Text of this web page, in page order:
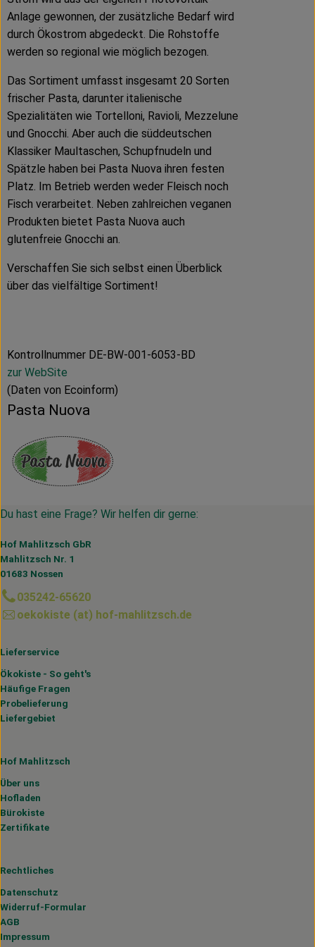
Anlage gewonnen, der zusätzliche Bedarf wird
durch Ökostrom abgedeckt. Die Rohstoffe
werden so regional wie möglich bezogen.
Das Sortiment umfasst insgesamt 20 Sorten
frischer Pasta, darunter italienische
Spezialitäten wie Tortelloni, Ravioli, Mezzelune
und Gnocchi. Aber auch die süddeutschen
Klassiker Maultaschen, Schupfnudeln und
Spätzle haben bei Pasta Nuova ihren festen
Platz. Im Betrieb werden weder Fleisch noch
Fisch verarbeitet. Neben zahlreichen veganen
Produkten bietet Pasta Nuova auch
glutenfreie Gnocchi an.
Verschaffen Sie sich selbst einen Überblick
über das vielfältige Sortiment!
Kontrollnummer DE-BW-001-6053-BD
zur WebSite
(Daten von Ecoinform)
Pasta Nuova
Du hast eine Frage? Wir helfen dir gerne:
Hof Mahlitzsch GbR
Mahlitzsch Nr. 1
01683 Nossen
035242-65620
oekokiste (at) hof-mahlitzsch.de
Lieferservice
Ökokiste - So geht's
Häufige Fragen
Probelieferung
Liefergebiet
Hof Mahlitzsch
Über uns
Hofladen
Bürokiste
Zertifikate
Rechtliches
Datenschutz
Widerruf-Formular
AGB
Impressum